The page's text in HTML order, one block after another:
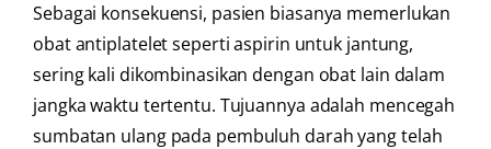
Sebagai konsekuensi, pasien biasanya memerlukan
obat antiplatelet seperti aspirin untuk jantung,
sering kali dikombinasikan dengan obat lain dalam
jangka waktu tertentu. Tujuannya adalah mencegah
sumbatan ulang pada pembuluh darah yang telah